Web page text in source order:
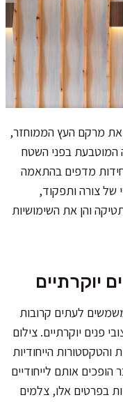
את מרקם העץ הממוחזר,
המוטבעת בפני השטח
מדפים בהתאמה
של צורה ותפקוד,
והן את השימושיות
יוקרתיים
משמשים לעתים קרובות
פנים יוקרתיים. צילום
הייחודיות
אותם לייחודיים
בפרטים אלו, צלמים